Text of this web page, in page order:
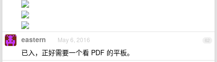
62
eastern May 6, 2016
已入，正好需要一个看 PDF 的平板。